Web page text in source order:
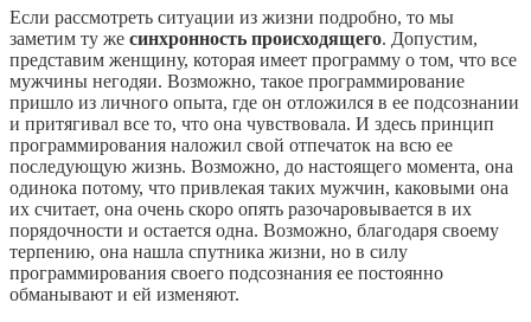
Если рассмотреть ситуации из жизни подробно, то мы
заметим ту же синхронность происходящего. Допустим,
представим женщину, которая имеет программу о том, что все
мужчины негодяи. Возможно, такое программирование
пришло из личного опыта, где он отложился в ее подсознании
и притягивал все то, что она чувствовала. И здесь принцип
программирования наложил свой отпечаток на всю ее
последующую жизнь. Возможно, до настоящего момента, она
одинока потому, что привлекая таких мужчин, каковыми она
их считает, она очень скоро опять разочаровывается в их
порядочности и остается одна. Возможно, благодаря своему
терпению, она нашла спутника жизни, но в силу
программирования своего подсознания ее постоянно
обманывают и ей изменяют.